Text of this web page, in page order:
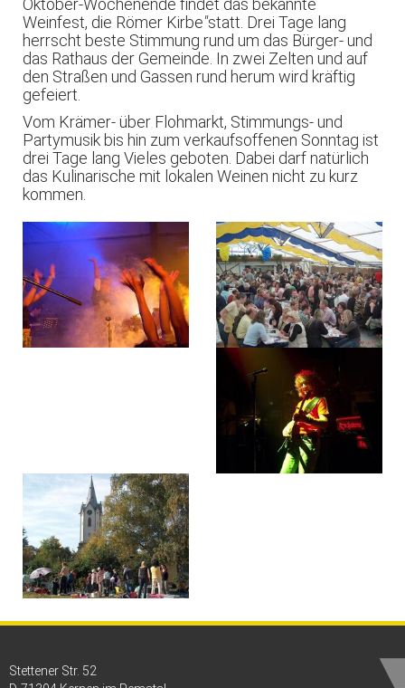
Oktober-Wochenende findet das bekannte
Weinfest, die Römer Kirbe"statt. Drei Tage lang
herrscht beste Stimmung rund um das Bürger- und
das Rathaus der Gemeinde. In zwei Zelten und auf
den Straßen und Gassen rund herum wird kräftig
gefeiert.
Vom Krämer- über Flohmarkt, Stimmungs- und
Partymusik bis hin zum verkaufsoffenen Sonntag ist
drei Tage lang Vieles geboten. Dabei darf natürlich
das Kulinarische mit lokalen Weinen nicht zu kurz
kommen.
Stettener Str. 52